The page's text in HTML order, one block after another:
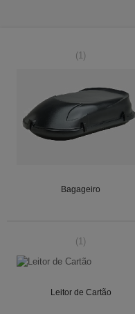
(1)
Bagageiro
(1)
Leitor de Cartão